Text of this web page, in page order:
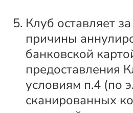
Клуб оставляет
причины
банковской
предоставления
условиям п.4 (по
сканированных